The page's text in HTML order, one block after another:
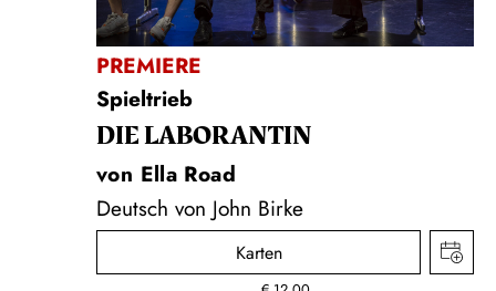
PREMIERE
Spieltrieb
DIE LA­BO­RAN­TIN
von Ella Road
Deutsch von John Birke
Karten